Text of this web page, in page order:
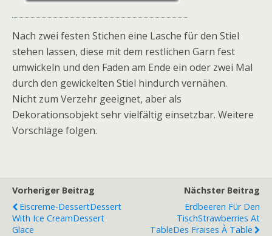
Nach zwei festen Stichen eine Lasche für den Stiel
stehen lassen, diese mit dem restlichen Garn fest
umwickeln und den Faden am Ende ein oder zwei Mal
durch den gewickelten Stiel hindurch vernähen.
Nicht zum Verzehr geeignet, aber als
Dekorationsobjekt sehr vielfältig einsetzbar. Weitere
Vorschläge folgen.
Vorheriger Beitrag
Eiscreme-DessertDessert
With Ice CreamDessert
Glace
Nächster Beitrag
Erdbeeren Für Den
TischStrawberries At
TableDes Fraises À Table